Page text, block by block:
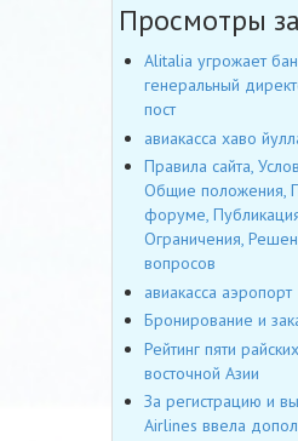
Просмотры
Alitalia угрожает
генеральный
пост
авиакасса хаво
Правила сайта,
Общие положения,
форуме,
Ограничения,
вопросов
авиакасса аэропорт
Бронирование и
Рейтинг пяти
восточной Азии
За регистрацию и
Airlines ввела